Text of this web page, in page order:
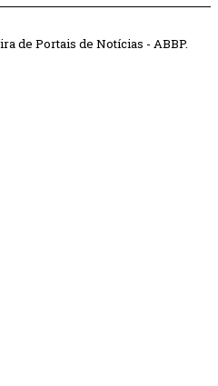
de Portais de Notícias - ABBP.